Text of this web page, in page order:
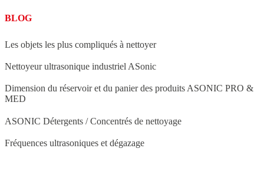
BLOG
Les objets les plus compliqués à nettoyer
Nettoyeur ultrasonique industriel ASonic
Dimension du réservoir et du panier des produits ASONIC PRO &
MED
ASONIC Détergents / Concentrés de nettoyage
Fréquences ultrasoniques et dégazage